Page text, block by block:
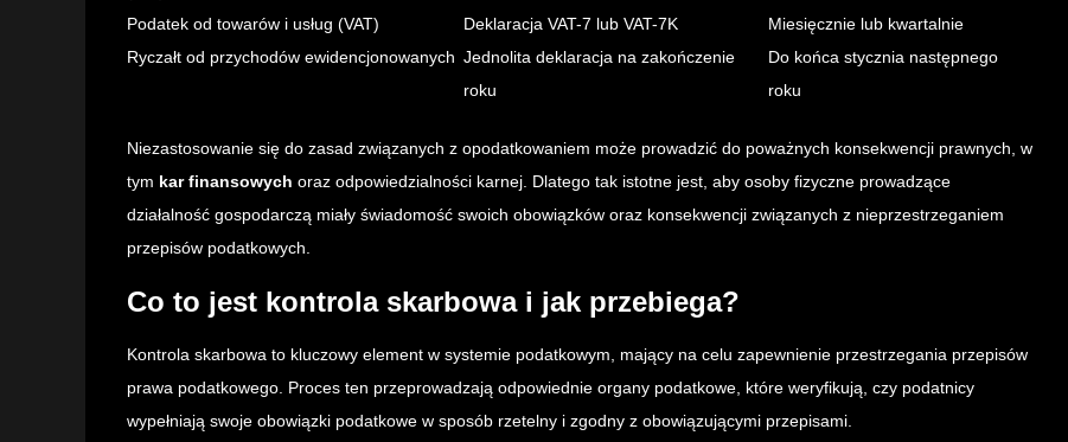
Podatek od towarów i usług (VAT)
Deklaracja VAT-7 lub VAT-7K
Miesięcznie lub kwartalnie
Ryczałt od przychodów ewidencjonowanych Jednolita deklaracja na zakończenie
roku
Do końca stycznia następnego
roku
Niezastosowanie się do zasad związanych z opodatkowaniem może prowadzić do poważnych konsekwencji prawnych, w
tym kar finansowych oraz odpowiedzialności karnej. Dlatego tak istotne jest, aby osoby fizyczne prowadzące
działalność gospodarczą miały świadomość swoich obowiązków oraz konsekwencji związanych z nieprzestrzeganiem
przepisów podatkowych.
Co to jest kontrola skarbowa i jak przebiega?
Kontrola skarbowa to kluczowy element w systemie podatkowym, mający na celu zapewnienie przestrzegania przepisów
prawa podatkowego. Proces ten przeprowadzają odpowiednie organy podatkowe, które weryfikują, czy podatnicy
wypełniają swoje obowiązki podatkowe w sposób rzetelny i zgodny z obowiązującymi przepisami.